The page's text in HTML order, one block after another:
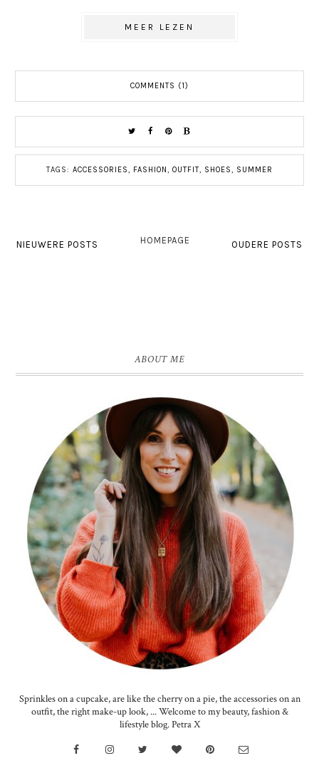
MEER LEZEN
COMMENTS (1)
TAGS: ACCESSORIES, FASHION , OUTFIT, SHOES, SUMMER
NIEUWERE POSTS OUDERE POSTS
HOMEPAGE
ABOUT ME
Sprinkles on a cupcake, are like the cherry on a pie, the accessories on an
outfit, the right make-up look, ... Welcome to my beauty, fashion &
lifestyle blog. Petra X